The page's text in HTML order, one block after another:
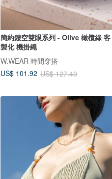
簡約鏤空雙眼系列 - Olive 橄欖綠 客
製化 機掛繩
W.WEAR 時間穿搭
US$ 101.92 US$ 127.40